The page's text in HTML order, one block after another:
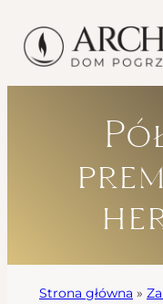
Strona główna »